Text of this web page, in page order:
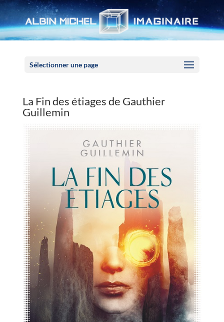
Sélectionner une page
La Fin des étiages de Gauthier
Guillemin
Panneau de gestion des cookies